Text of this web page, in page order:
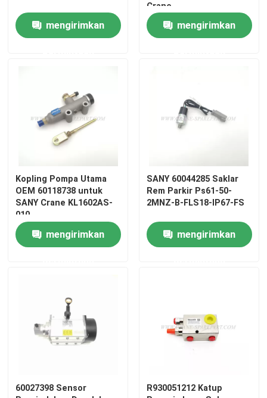
mengirimkan
Crane
mengirimkan
Kopling Pompa Utama
OEM 60118738 untuk
SANY Crane KL1602AS-
010
mengirimkan
SANY 60044285 Saklar
Rem Parkir Ps61-50-
2MNZ-B-FLS18-IP67-FS
mengirimkan
60027398 Sensor
R930051212 Katup